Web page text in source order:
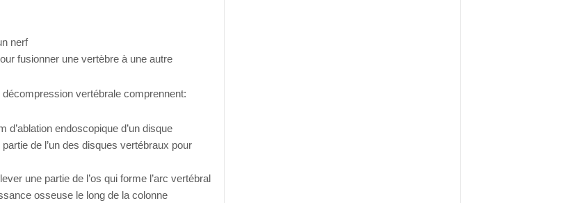
nerf
fusionner une vertèbre à une autre
vertébrale comprennent:
d’ablation endoscopique d’un disque
de l’un des disques vertébraux pour
une partie de l’os qui forme l’arc vertébral
osseuse le long de la colonne